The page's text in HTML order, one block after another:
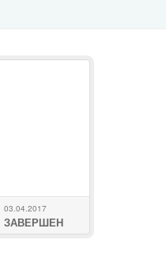
03.04.2017
ЗАВЕРШЕН